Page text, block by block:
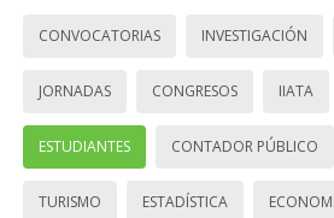
CONVOCATORIAS INVESTIGACIÓN
JORNADAS CONGRESOS IIATA
ESTUDIANTES CONTADOR PÚBLICO
TURISMO ESTADÍSTICA